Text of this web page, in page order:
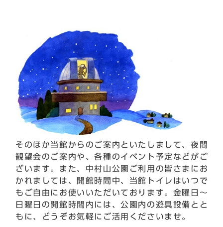
そのほか当館からのご案内といたしまして、夜間
観望会のご案内や、各種のイベント予定などがご
ざいます。また、中村山公園ご利用の皆さまにお
かれましては、開館時間中、当館トイレはいつで
もご自由にお使いいただいております。金曜日～
日曜日の開館時間内には、公園内の遊具設備とと
もに、どうぞお気軽にご活用くださいませ。